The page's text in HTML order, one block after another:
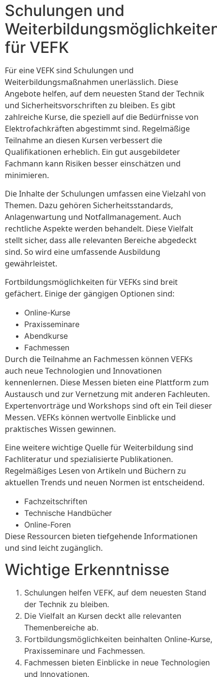
Schulungen und
für VEFK
Für eine VEFK sind Schulungen und
Weiterbildungsmaßnahmen unerlässlich. Diese
Angebote helfen, auf dem neuesten Stand der Technik
und Sicherheitsvorschriften zu bleiben. Es gibt
zahlreiche Kurse, die speziell auf die Bedürfnisse von
Elektrofachkräften abgestimmt sind. Regelmäßige
Teilnahme an diesen Kursen verbessert die
Qualifikationen erheblich. Ein gut ausgebildeter
Fachmann kann Risiken besser einschätzen und
minimieren.
Die Inhalte der Schulungen umfassen eine Vielzahl von
Themen. Dazu gehören Sicherheitsstandards,
Anlagenwartung und Notfallmanagement. Auch
rechtliche Aspekte werden behandelt. Diese Vielfalt
stellt sicher, dass alle relevanten Bereiche abgedeckt
sind. So wird eine umfassende Ausbildung
gewährleistet.
Fortbildungsmöglichkeiten für VEFKs sind breit
gefächert. Einige der gängigen Optionen sind:
Online-Kurse
Praxisseminare
Abendkurse
Fachmessen
Durch die Teilnahme an Fachmessen können VEFKs
auch neue Technologien und Innovationen
kennenlernen. Diese Messen bieten eine Plattform zum
Austausch und zur Vernetzung mit anderen Fachleuten.
Expertenvorträge und Workshops sind oft ein Teil dieser
Messen. VEFKs können wertvolle Einblicke und
praktisches Wissen gewinnen.
Eine weitere wichtige Quelle für Weiterbildung sind
Fachliteratur und spezialisierte Publikationen.
Regelmäßiges Lesen von Artikeln und Büchern zu
aktuellen Trends und neuen Normen ist entscheidend.
Fachzeitschriften
Technische Handbücher
Online-Foren
Diese Ressourcen bieten tiefgehende Informationen
und sind leicht zugänglich.
Wichtige Erkenntnisse
Schulungen helfen VEFK, auf dem neuesten Stand
der Technik zu bleiben.
Die Vielfalt an Kursen deckt alle relevanten
Themenbereiche ab.
Fortbildungsmöglichkeiten beinhalten Online-Kurse,
Praxisseminare und Fachmessen.
Fachmessen bieten Einblicke in neue Technologien
und Innovationen.